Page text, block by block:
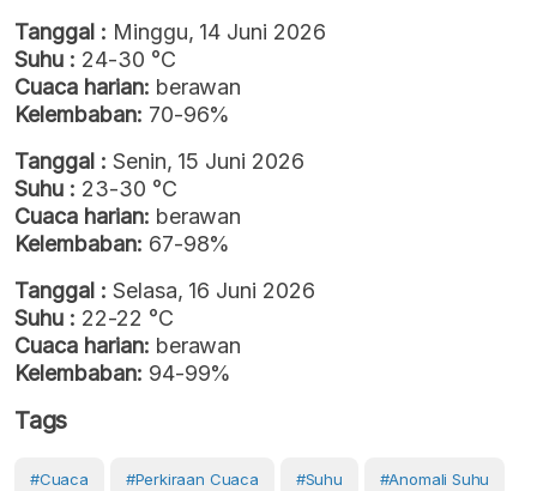
Tanggal : Minggu, 14 Juni 2026
Suhu : 24-30 °C
Cuaca harian: berawan
Kelembaban: 70-96%
Tanggal : Senin, 15 Juni 2026
Suhu : 23-30 °C
Cuaca harian: berawan
Kelembaban: 67-98%
Tanggal : Selasa, 16 Juni 2026
Suhu : 22-22 °C
Cuaca harian: berawan
Kelembaban: 94-99%
Tags
#cuaca #perkiraan Cuaca #Suhu #anomali Suhu